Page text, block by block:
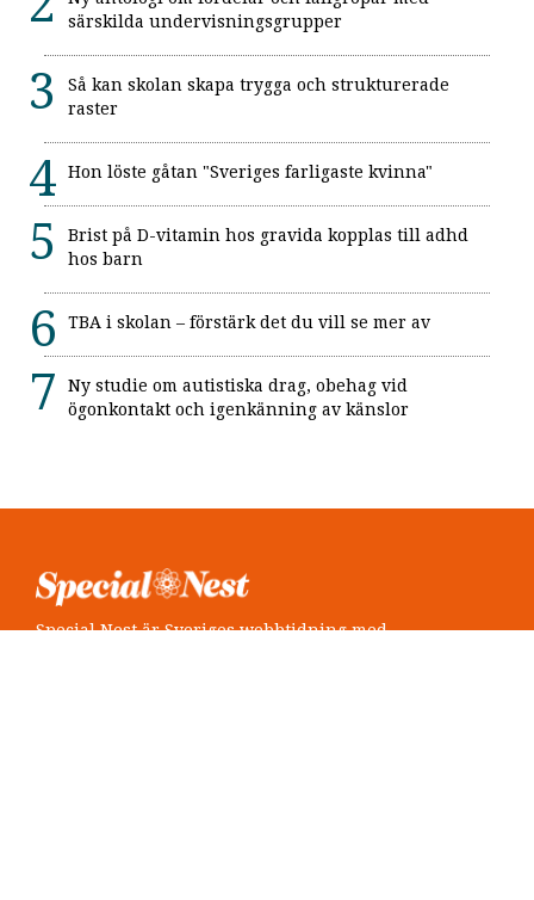
särskilda undervisningsgrupper
Så kan skolan skapa trygga och strukturerade
raster
Hon löste gåtan "Sveriges farligaste kvinna"
Brist på D-vitamin hos gravida kopplas till adhd
hos barn
TBA i skolan – förstärk det du vill se mer av
Ny studie om autistiska drag, obehag vid
ögonkontakt och igenkänning av känslor
Special Nest är Sveriges webbtidning med